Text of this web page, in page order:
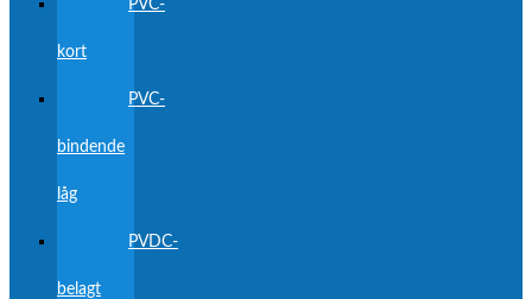
PVC-
kort
PVC-
bindende
låg
PVDC-
belagt